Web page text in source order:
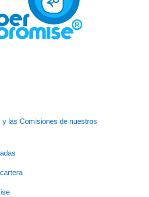
las Comisiones de nuestros